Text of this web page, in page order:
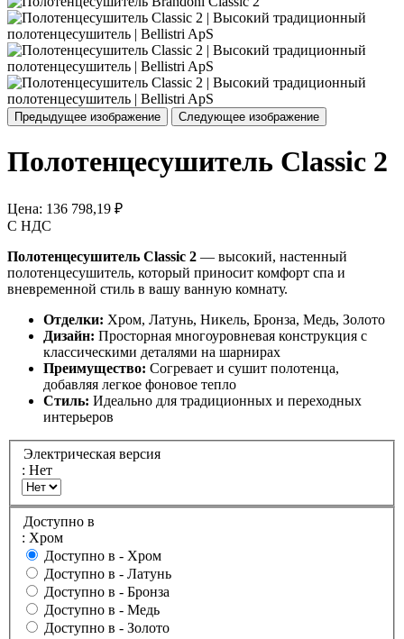
Предыдущее изображение Следующее изображение
Полотенцесушитель Classic 2
Цена: 136 798,19 ₽
С НДС
Полотенцесушитель Classic 2 — высокий, настенный
полотенцесушитель, который приносит комфорт спа и
вневременной стиль в вашу ванную комнату.
Отделки: Хром, Латунь, Никель, Бронза, Медь, Золото
Дизайн: Просторная многоуровневая конструкция с
классическими деталями на шарнирах
Преимущество: Согревает и сушит полотенца,
добавляя легкое фоновое тепло
Стиль: Идеально для традиционных и переходных
интерьеров
Электрическая версия
: Нет
Доступно в
: Хром
Доступно в - Хром
Доступно в - Латунь
Доступно в - Бронза
Доступно в - Медь
Доступно в - Золото